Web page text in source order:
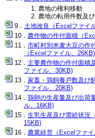
農地の権利移動
農地の転用件数及
土地改良（Excelファイ
農作物の作付面積（
市町村別米麦大豆の作
（Excelファイル、26KB)
主要農作物の作付面積
ファイル、30KB)
家畜・鶏飼養戸数及び
ファイル、20KB)
鶏卵の生産量及び出荷
ル、16KB)
生乳生産及び需給状況
15KB)
農業経営（Excelファ